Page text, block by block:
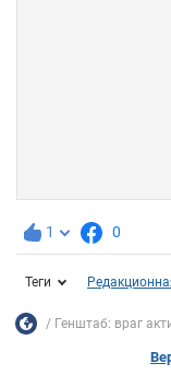
1 0
Теги
Генштаб: враг